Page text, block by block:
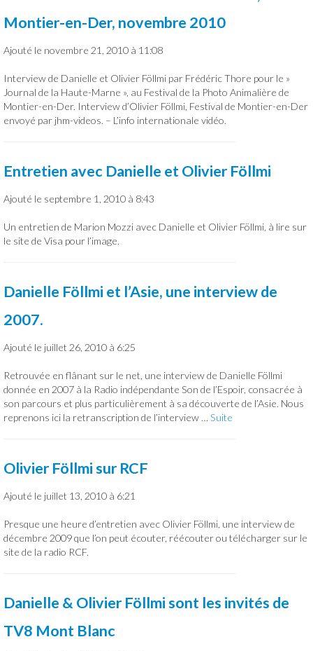
Montier-en-Der, novembre 2010
Ajouté le novembre 21, 2010 à 11:08
Interview de Danielle et Olivier Föllmi par Frédéric Thore pour le »
Journal de la Haute-Marne », au Festival de la Photo Animalière de
Montier-en-Der. Interview d’Olivier Föllmi, Festival de Montier-en-Der
envoyé par jhm-videos. – L’info internationale vidéo.
Entretien avec Danielle et Olivier Föllmi
Ajouté le septembre 1, 2010 à 8:43
Un entretien de Marion Mozzi avec Danielle et Olivier Föllmi, à lire sur
le site de Visa pour l’image.
Danielle Föllmi et l’Asie, une interview de
2007.
Ajouté le juillet 26, 2010 à 6:25
Retrouvée en flânant sur le net, une interview de Danielle Föllmi
donnée en 2007 à la Radio indépendante Son de l’Espoir, consacrée à
son parcours et plus particulièrement à sa découverte de l’Asie. Nous
reprenons ici la retranscription de l’interview … Suite
Olivier Föllmi sur RCF
Ajouté le juillet 13, 2010 à 6:21
Presque une heure d’entretien avec Olivier Föllmi, une interview de
décembre 2009 que l’on peut écouter, réécouter ou télécharger sur le
site de la radio RCF.
Danielle & Olivier Föllmi sont les invités de
TV8 Mont Blanc